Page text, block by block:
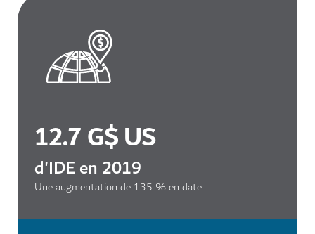
12.7 G$ US
d'IDE en 2019
Une augmentation de 135 % en date